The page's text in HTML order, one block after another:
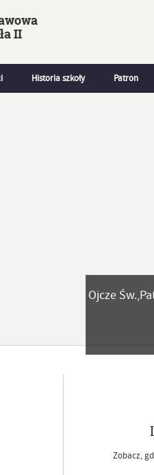
II
Historia szkoły Patron
Ojcze
Zobacz,